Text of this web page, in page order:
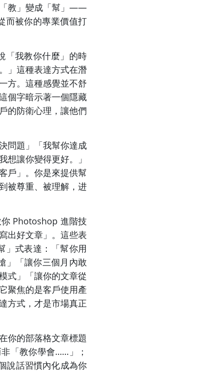
教」變成「幫」——
而被你的專業價值打
「我教你什麼」的時
」這種表達方式在潛
方。這種感覺並不舒
個字暗示著一個隱藏
的防衛心理，讓他們
問題」「我幫你達成
想讓你變得更好。」
戶」。你是來提供幫
被尊重、被理解，进
Photoshop 進階技
出好文章」。這些表
」式表達：「幫你用
」「讓你三個月內敢
式」「讓你的文章從
聚焦的是客戶使用產
方式，才是市場真正
你的部落格文章標題
「教你學會……」；
說話習慣內化成為你